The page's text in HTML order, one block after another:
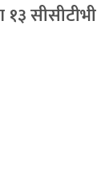
१३ सीसीटीभी